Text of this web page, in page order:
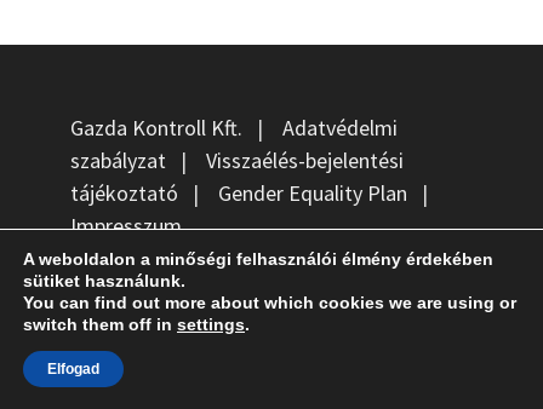
Gazda Kontroll Kft. | Adatvédelmi
szabályzat | Visszaélés-bejelentési
tájékoztató | Gender Equality Plan |
Impresszum
Szaktanácsadás
Pályázati menedzsment
Gazdaság-optimalizálás
Gazdaság-átadás
Innovációs tanácsadás
A weboldalon a minőségi felhasználói élmény érdekében
sütiket használunk.
You can find out more about which cookies we are using or
switch them off in settings.
Elfogad